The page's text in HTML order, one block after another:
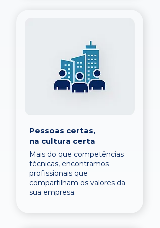
Pessoas certas,
na cultura certa
Mais do que competências
técnicas, encontramos
profissionais que
compartilham os valores da
sua empresa.